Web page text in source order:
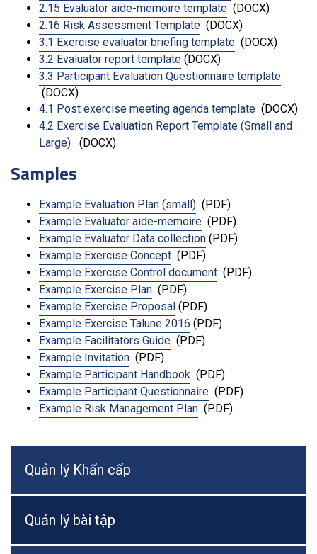
2.15 Evaluator aide-memoire template (DOCX)
2.16 Risk Assessment Template (DOCX)
3.1 Exercise evaluator briefing template (DOCX)
3.2 Evaluator report template (DOCX)
3.3 Participant Evaluation Questionnaire template
(DOCX)
4.1 Post exercise meeting agenda template (DOCX)
4.2 Exercise Evaluation Report Template (Small and
Large) (DOCX)
Samples
Example Evaluation Plan (small) (PDF)
Example Evaluator aide-memoire (PDF)
Example Evaluator Data collection (PDF)
Example Exercise Concept (PDF)
Example Exercise Control document (PDF)
Example Exercise Plan (PDF)
Example Exercise Proposal (PDF)
Example Exercise Talune 2016 (PDF)
Example Facilitators Guide (PDF)
Example Invitation (PDF)
Example Participant Handbook (PDF)
Example Participant Questionnaire (PDF)
Example Risk Management Plan (PDF)
Quản lý Khẩn cấp
Quản lý bài tập